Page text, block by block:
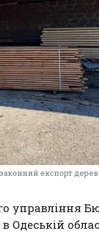
експорт
управління
Одеській